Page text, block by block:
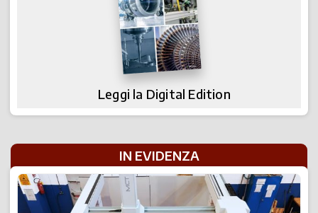
Leggi la Digital Edition
IN EVIDENZA